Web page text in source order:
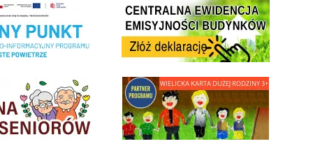
Czyste Powietrze w Gminie WieliczkaCentrala Ewidencja Emisyjności Budynków - złóż
Rady Seniorow - Wieliczka link do strony - Wielicka Karta Dużej Rodziny